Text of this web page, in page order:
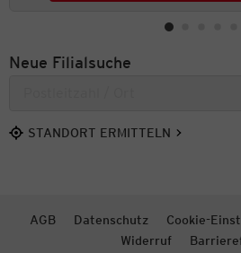
Neue Filialsuche
STANDORT ERMITTELN
AGB Datenschutz Cookie-
Widerruf